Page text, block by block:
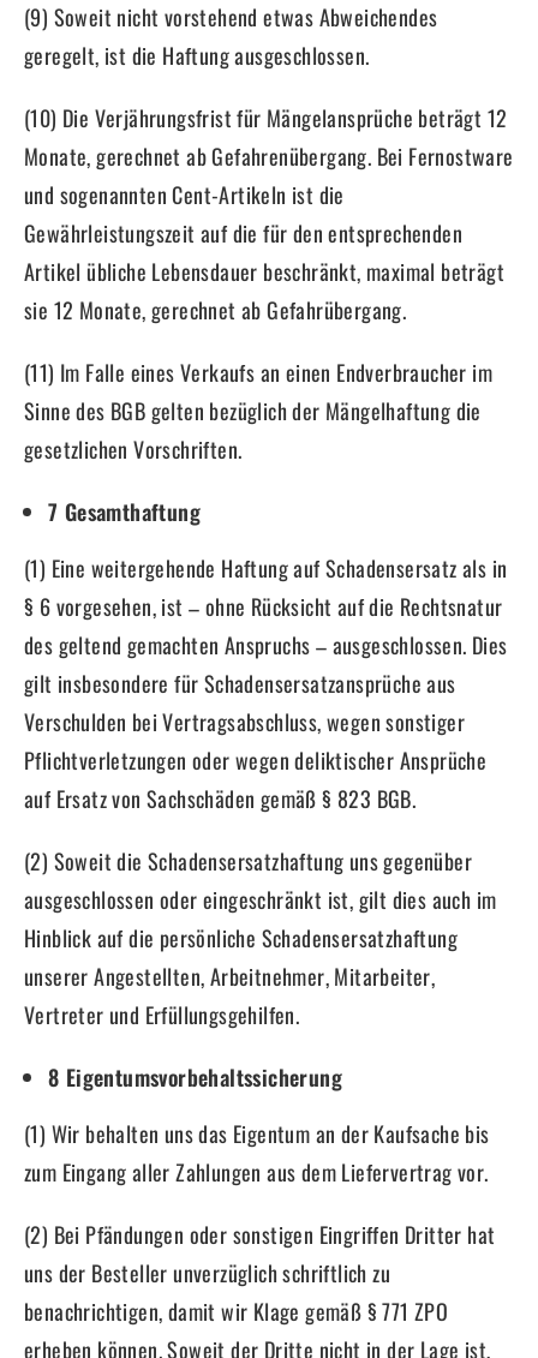
(9) Soweit nicht vorstehend etwas Abweichendes
geregelt, ist die Haftung ausgeschlossen.
(10) Die Verjährungsfrist für Mängelansprüche beträgt 12
Monate, gerechnet ab Gefahrenübergang. Bei Fernostware
und sogenannten Cent-Artikeln ist die
Gewährleistungszeit auf die für den entsprechenden
Artikel übliche Lebensdauer beschränkt, maximal beträgt
sie 12 Monate, gerechnet ab Gefahrübergang.
(11) Im Falle eines Verkaufs an einen Endverbraucher im
Sinne des BGB gelten bezüglich der Mängelhaftung die
gesetzlichen Vorschriften.
7 Gesamthaftung
(1) Eine weitergehende Haftung auf Schadensersatz als in
§ 6 vorgesehen, ist – ohne Rücksicht auf die Rechtsnatur
des geltend gemachten Anspruchs – ausgeschlossen. Dies
gilt insbesondere für Schadensersatzansprüche aus
Verschulden bei Vertragsabschluss, wegen sonstiger
Pflichtverletzungen oder wegen deliktischer Ansprüche
auf Ersatz von Sachschäden gemäß § 823 BGB.
(2) Soweit die Schadensersatzhaftung uns gegenüber
ausgeschlossen oder eingeschränkt ist, gilt dies auch im
Hinblick auf die persönliche Schadensersatzhaftung
unserer Angestellten, Arbeitnehmer, Mitarbeiter,
Vertreter und Erfüllungsgehilfen.
8 Eigentumsvorbehaltssicherung
(1) Wir behalten uns das Eigentum an der Kaufsache bis
zum Eingang aller Zahlungen aus dem Liefervertrag vor.
(2) Bei Pfändungen oder sonstigen Eingriffen Dritter hat
uns der Besteller unverzüglich schriftlich zu
benachrichtigen, damit wir Klage gemäß § 771 ZPO
erheben können. Soweit der Dritte nicht in der Lage ist,